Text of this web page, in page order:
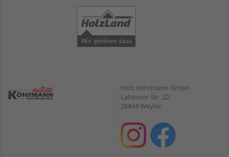
Holz Köhrmann GmbH
Lahauser Str. 22
28844 Weyhe